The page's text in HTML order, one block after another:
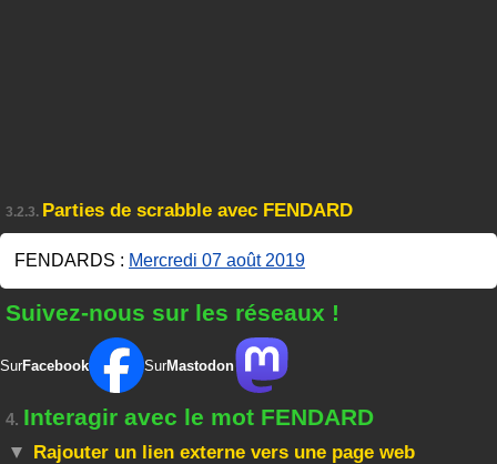
3.2.3. Parties de scrabble avec FENDARD
FENDARDS : Mercredi 07 août 2019
Suivez-nous sur les réseaux !
SurFacebook SurMastodon
4. Interagir avec le mot FENDARD
Rajouter un lien externe vers une page web